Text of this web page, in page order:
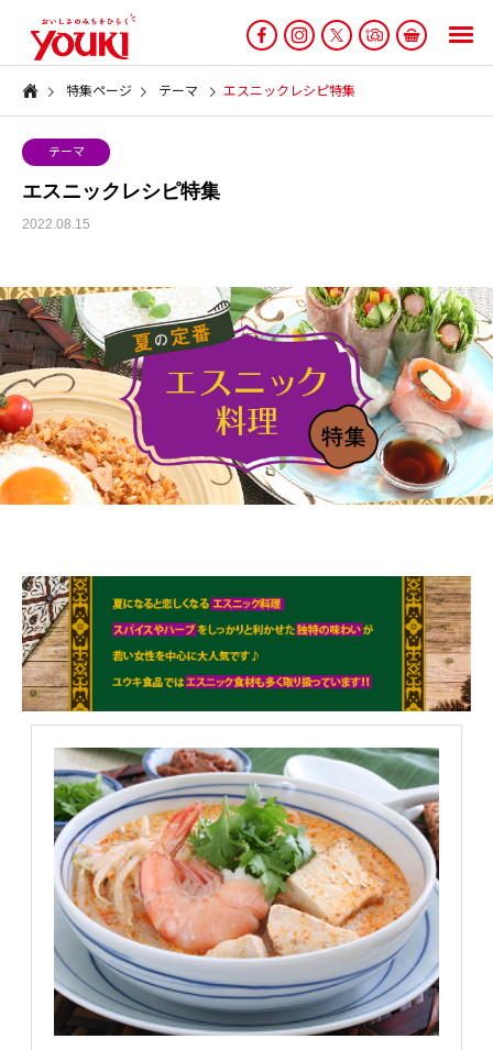
特集ページ テーマ エスニックレシピ特集
テーマ
エスニックレシピ特集
2022.08.15